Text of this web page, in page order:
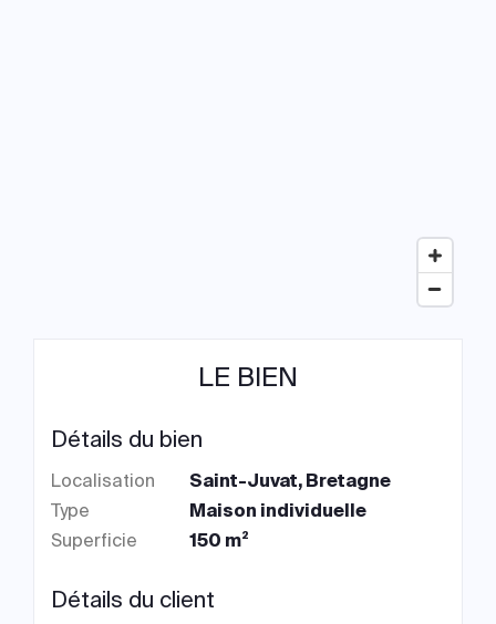
LE BIEN
Détails du bien
Localisation
Saint-Juvat, Bretagne
Type
Maison individuelle
Superficie
150 m²
Détails du client